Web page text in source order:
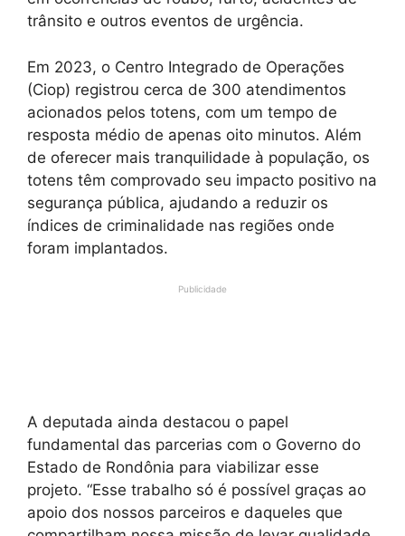
trânsito e outros eventos de urgência.
Em 2023, o Centro Integrado de Operações
(Ciop) registrou cerca de 300 atendimentos
acionados pelos totens, com um tempo de
resposta médio de apenas oito minutos. Além
de oferecer mais tranquilidade à população, os
totens têm comprovado seu impacto positivo na
segurança pública, ajudando a reduzir os
índices de criminalidade nas regiões onde
foram implantados.
Publicidade
A deputada ainda destacou o papel
fundamental das parcerias com o Governo do
Estado de Rondônia para viabilizar esse
projeto. “Esse trabalho só é possível graças ao
apoio dos nossos parceiros e daqueles que